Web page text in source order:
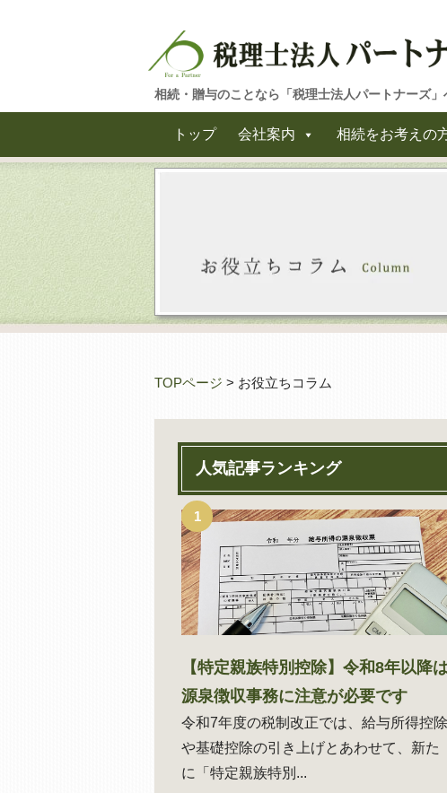
相続・贈与のことなら「税理士法人パートナーズ」
トップ 会社案内 相続をお考えの
TOPページ > お役立ちコラム
人気記事ランキング
【特定親族特別控除】令和8年以降
源泉徴収事務に注意が必要です
令和7年度の税制改正では、給与所得控除
や基礎控除の引き上げとあわせて、新た
に「特定親族特別...